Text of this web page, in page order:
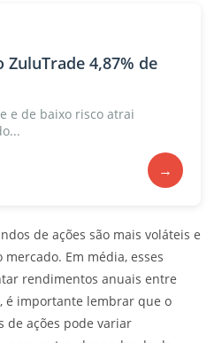
4,87% de
e de baixo risco atrai
→
de ações são mais voláteis e
Em média, esses
rendimentos anuais entre
é importante lembrar que o
de ações pode variar